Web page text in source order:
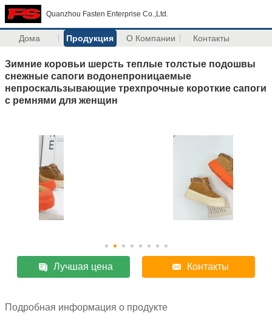
Quanzhou Fasten Enterprise Co.,Ltd.
Дома Продукция О Компании Контакты
Зимние коровьи шерсть теплые толстые подошвы
снежные сапоги водонепроницаемые
непроскальзывающие трехпрочные короткие сапоги
с ремнями для женщин
Лучшая цена Контакты
Подробная информация о продукте